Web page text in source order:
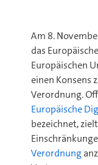
Am 8.
das
Europäischen
einen Konsens
Verordnung.
Europäische
bezeichnet,
Verordnung